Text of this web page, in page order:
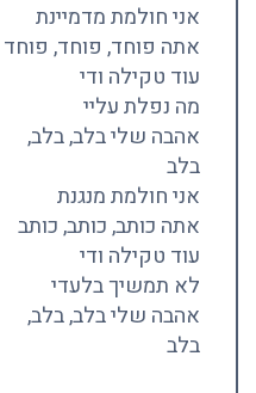
אני חולמת מדמיינת
אתה פוחד, פוחד, פוחד
עוד טקילה ודי
מה נפלת עליי
אהבה שלי בלב, בלב,
בלב
אני חולמת מנגנת
אתה כותב, כותב, כותב
עוד טקילה ודי
לא תמשיך בלעדי
אהבה שלי בלב, בלב,
בלב